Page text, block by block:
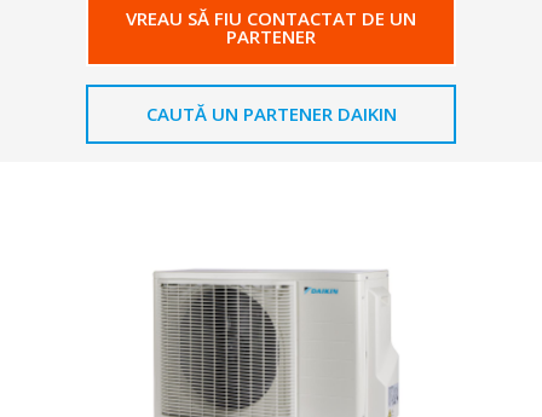
VREAU SĂ FIU CONTACTAT DE UN
PARTENER
CAUTĂ UN PARTENER DAIKIN